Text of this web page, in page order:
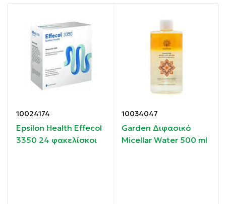
Περιορίζει το φριζάρισμα.
Οδηγίες χρήσης:
Απλώστε στα µήκη και στις άκρες µετά το λούσιμο
Κατάλληλο για ομοιοπαθητική
10024174
Epsilon Health Effecol
3350 24 φακελίσκοι
10034047
Garden Διφασικό
Micellar Water 500 ml